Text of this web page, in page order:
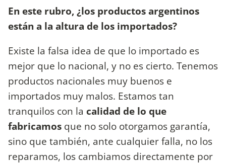
En este rubro, ¿los productos argentinos
están a la altura de los importados?
Existe la falsa idea de que lo importado es
mejor que lo nacional, y no es cierto. Tenemos
productos nacionales muy buenos e
importados muy malos. Estamos tan
tranquilos con la calidad de lo que
fabricamos que no solo otorgamos garantía,
sino que también, ante cualquier falla, no los
reparamos, los cambiamos directamente por